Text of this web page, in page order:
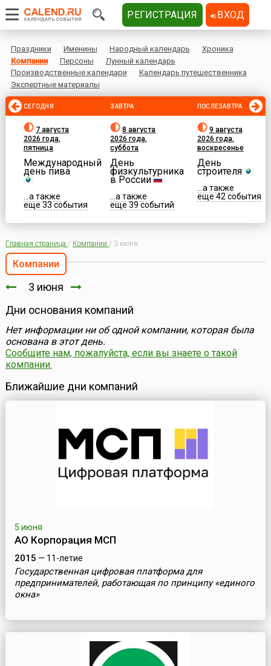
Праздники Именины Народный календарь
Хроника
Компании
Персоны
Лунный календарь
Производственные календари
Календарь путешественника
Экспертные материалы
СЕГОДНЯ
7 августа
2026 года,
пятница
Международный
день пива
...а также
еще 33 события
ЗАВТРА
8 августа
2026 года,
суббота
День
физкультурника
в России
...а также
еще 39 событий
ПОСЛЕЗАВТРА
9 августа
2026 года,
воскресенье
День
строителя
...а также
еще 42 события
Главная страница / Компании / 3 июня
Компании
3 июня
Дни основания компаний
Нет информации ни об одной компании, которая была
основана в этот день.
Сообщите нам, пожалуйста, если вы знаете о такой
компании.
Ближайшие дни компаний
5 июня
АО Корпорация МСП
2015 — 11-летие
Государственная цифровая платформа для
предпринимателей, работающая по принципу «единого
окна»
РЕГИСТРАЦИЯ ВХОД